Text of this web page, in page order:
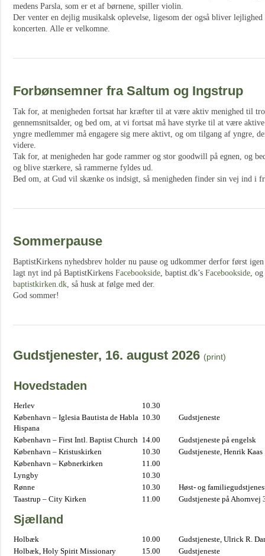
medens Parsla, som er et af børnene, spiller violin.
Der venter en dejlig musikalsk oplevelse, ligesom der også bliver
koncerten. Alle er velkomne.
Forbønsemner fra Saltum og Ingstrup
Tak for, at menigheden fortsat har kræfter til at være aktiv menighed til
gennemsnitsalder, og bed om, at vi fortsat må have styrke til at være
yngre medlemmer må engagere sig mere aktivt, og om tilgang af yngre,
videre.
Tak for, at menigheden har gode rammer og stor goodwill på egnen, og
og blive stærkere, så rammerne fyldes ud.
Bed om, at Gud vil skænke os indsigt, så menigheden finder sin vej ind i
Sommerpause
BaptistKirkens nyhedsbrev holder nu pause og udkommer derfor først
lagt nyt ind på BaptistKirkens Facebookside, baptist.dk’s Facebookside,
baptistkirken.dk, så husk at følge med der.
God sommer!
Gudstjenester, 16. august 2026 (print)
Hovedstaden
Herlev
10.30
København – Iglesia Bautista de Habla
Hispana
10.30 Gudstjeneste
København – First Intl. Baptist Church 14.00
Gudstjeneste på engelsk
København – Kristuskirken
10.30
Gudstjeneste, Henrik Kaas
København – Købnerkirken
11.00
Lyngby
10.30
Rønne
10.30
Høst- og
Taastrup – City Kirken
11.00 Gudstjeneste på Ahornvej
Sjælland
Holbæk 10.00
Gudstjeneste, Ulrick R.
Holbæk, Holy Spirit Missionary
15.00 Gudstjeneste